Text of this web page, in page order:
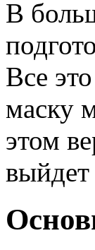
В
Все
маску
этом
выйдет